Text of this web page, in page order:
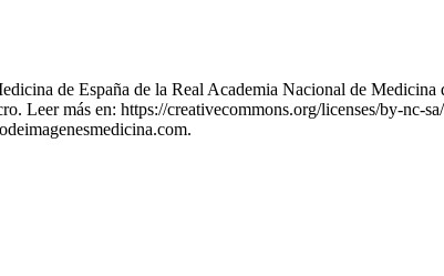
de España de la Real Academia Nacional de Medicina
Leer más en: https://creativecommons.org/licenses/by-nc-